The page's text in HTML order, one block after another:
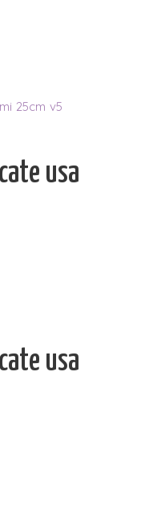
usa
usa